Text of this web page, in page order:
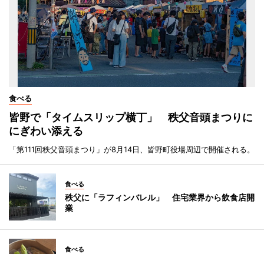
食べる
皆野で「タイムスリップ横丁」 秩父音頭まつりに
にぎわい添える
「第111回秩父音頭まつり」が8月14日、皆野町役場周辺で開催される。
食べる
秩父に「ラフィンバレル」 住宅業界から飲食店開
業
食べる